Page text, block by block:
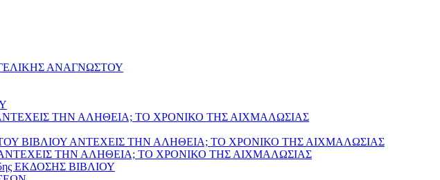
ΑΝΑΓΝΩΣΤΟΥ
ΤΗΝ ΑΛΗΘΕΙΑ; ΤΟ ΧΡΟΝΙΚΟ ΤΗΣ ΑΙΧΜΑΛΩΣΙΑΣ
ΒΙΒΛΙΟΥ ΑΝΤΕΧΕΙΣ ΤΗΝ ΑΛΗΘΕΙΑ; ΤΟ ΧΡΟΝΙΚΟ ΤΗΣ ΑΙΧΜΑΛΩΣΙΑΣ
ΤΗΝ ΑΛΗΘΕΙΑ; ΤΟ ΧΡΟΝΙΚΟ ΤΗΣ ΑΙΧΜΑΛΩΣΙΑΣ
ΕΚΔΟΣΗΣ ΒΙΒΛΙΟΥ